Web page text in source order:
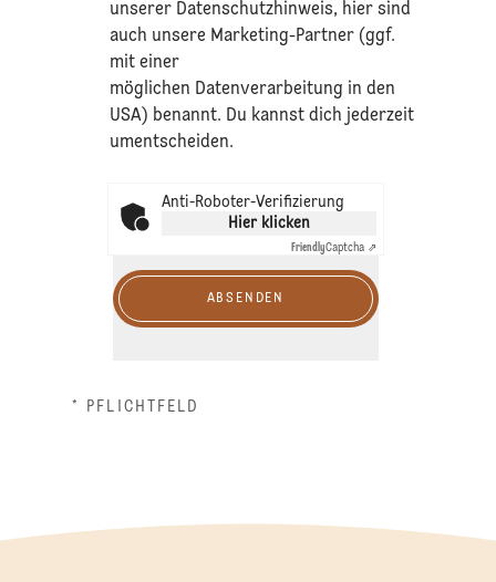
unserer Datenschutzhinweis, hier sind
auch unsere Marketing-Partner (ggf.
mit einer
möglichen Datenverarbeitung in den
USA) benannt. Du kannst dich jederzeit
umentscheiden.
Anti-Roboter-Verifizierung
Hier klicken
FriendlyCaptcha ⇗
ABSENDEN
* PFLICHTFELD